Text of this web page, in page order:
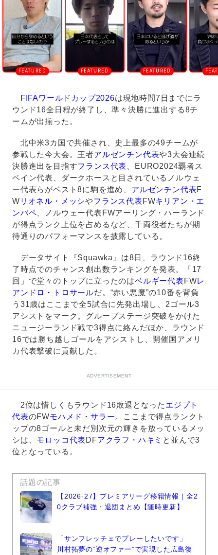
t
e
FIFAワールドカップ2026は現地時間7日までにラ
ウンド16全日程が終了し、準々決勝に進出する8チ
ームが出揃った。
北中米3カ国で共催され、史上最多の49チームが
参戦した今大会。王者アルゼンチン代表や3大会連続
決勝進出を目指すフランス代表 、EURO2024覇者ス
ペイン代表、ダークホースと目されているノルウェ
ー代表らがベスト8に駒を進め、 アルゼンチン代表F
W リオネル・メッシやフランス代表 FWキリアン・エ
ンバペ、ノルウェー代表FWアーリング・ハーランド
が得点ランク上位を占めるなど、千両役者たちが期
待通りのパフォーマンスを披露している。
データサイト『Squawka』は8日、ラウンド16終
了時点でのチャンス創出数ランキングを発表。「17
回」で堂々のトップに立ったのはベルギー代表 FWレ
アンドロ・トロサールだ。“赤い悪魔”の10番を背負
う31歳はここまで全5試合に先発出場し、2ゴール3
アシストをマーク。グループステージ突破をかけた
ニュージーランド戦で3得点に絡んだほか、ラウンド
16では勝ち越しゴールをアシストし、開催国アメリ
カ代表撃破に貢献した。
ADVERTISEMENT
2位は惜しくもラウンド16敗退となった エジプト
代表のFWモハメド・サラー。ここまで得点ランクト
ップの8ゴールと未だ別次元の輝きを放っているメッ
シは、 モロッコ代表 DFアクラフ・ハキミ と並んで3
位となっている。
話題の記事
【2026-27】プレミアリーグ移籍情報｜全2
0クラブ補強・退団まとめ【随時更新】
「サンフレッチェでプレーしたいです」
川村拓夢の“逆オファー”で実現した広島復